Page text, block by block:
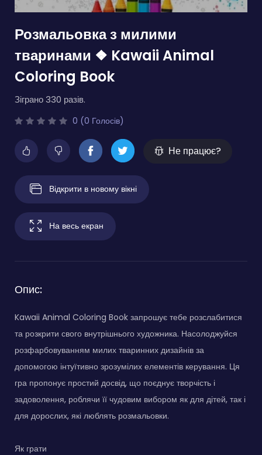
Розмальовка з милими
тваринами ❖ Kawaii Animal
Coloring Book
Зіграно 330 разів.
0 (0 Голосів)
Не працює?
Відкрити в новому вікні
На весь екран
Опис:
Kawaii Animal Coloring Book запрошує тебе розслабитися
та розкрити свого внутрішнього художника. Насолоджуйся
розфарбовуванням милих тваринних дизайнів за
допомогою інтуїтивно зрозумілих елементів керування. Ця
гра пропонує простий досвід, що поєднує творчість і
задоволення, роблячи її чудовим вибором як для дітей, так і
для дорослих, які люблять розмальовки.
Як грати